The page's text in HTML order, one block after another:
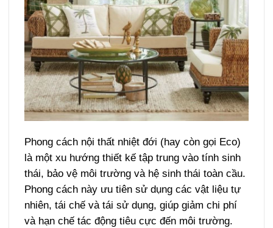
Phong cách nội thất nhiệt đới (hay còn gọi Eco)
là một xu hướng thiết kế tập trung vào tính sinh
thái, bảo vệ môi trường và hệ sinh thái toàn cầu.
Phong cách này ưu tiên sử dụng các vật liệu tự
nhiên, tái chế và tái sử dụng, giúp giảm chi phí
và hạn chế tác động tiêu cực đến môi trường.